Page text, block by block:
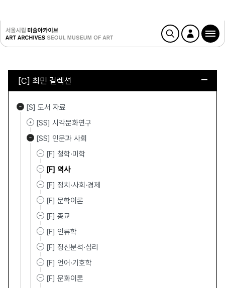
[C] 최민 컬렉션
[S] 도서 자료
[SS] 시각문화연구
[SS] 인문과 사회
[F] 철학·미학
[F] 역사
[F] 정치·사회·경제
[F] 문학이론
[F] 종교
[F] 인류학
[F] 정신분석·심리
[F] 언어·기호학
[F] 문화이론